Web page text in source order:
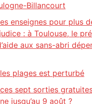
Billancourt
enseignes pour plus
: à Toulouse, le
aux sans-abri
plages est perturbé
sept sorties
jusqu’au 9 août ?